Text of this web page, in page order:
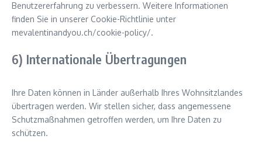
Benutzererfahrung zu verbessern. Weitere Informationen
finden Sie in unserer Cookie-Richtlinie unter
mevalentinandyou.ch/cookie-policy/.
6) Internationale Übertragungen
Ihre Daten können in Länder außerhalb Ihres Wohnsitzlandes
übertragen werden. Wir stellen sicher, dass angemessene
Schutzmaßnahmen getroffen werden, um Ihre Daten zu
schützen.